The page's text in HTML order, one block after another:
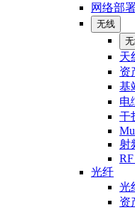
网络部
无线
天
资
基
电
干
射
RF
光纤
光
资